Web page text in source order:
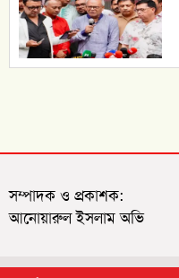
সম্পাদক ও প্রকাশক:
আনোয়ারুল ইসলাম অভি